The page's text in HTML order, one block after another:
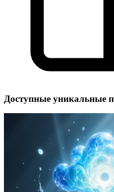
Доступные уникальные